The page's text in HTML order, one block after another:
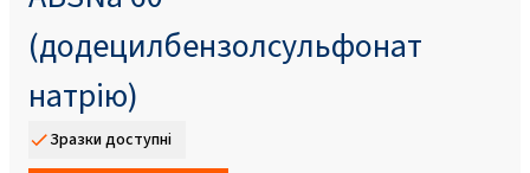
(додецилбензолсульфонат
натрію)
Зразки доступні